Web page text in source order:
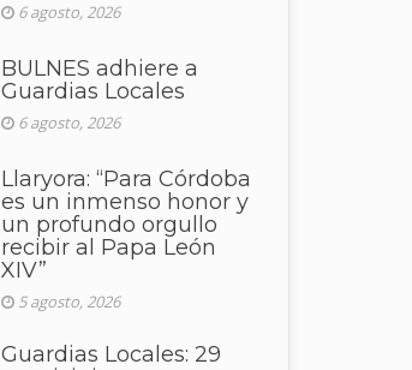
6 agosto, 2026
BULNES adhiere a
Guardias Locales
6 agosto, 2026
Llaryora: “Para Córdoba
es un inmenso honor y
un profundo orgullo
recibir al Papa León
XIV”
5 agosto, 2026
Guardias Locales: 29